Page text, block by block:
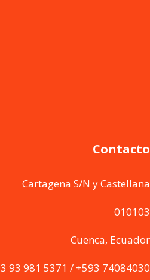
Contacto
Cartagena S/N y Castellana
010103
Cuenca, Ecuador
93 981 5371 / +593 74084030